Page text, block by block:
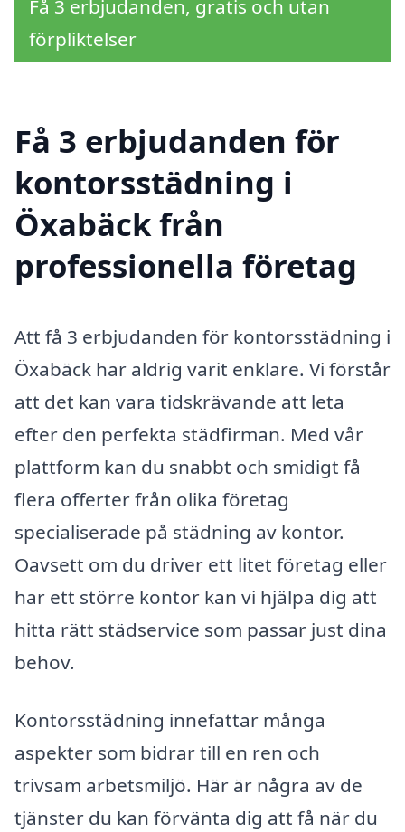
Få 3 erbjudanden, gratis och utan
förpliktelser
Få 3 erbjudanden för
kontorsstädning i
Öxabäck från
professionella företag
Att få 3 erbjudanden för kontorsstädning i
Öxabäck har aldrig varit enklare. Vi förstår
att det kan vara tidskrävande att leta
efter den perfekta städfirman. Med vår
plattform kan du snabbt och smidigt få
flera offerter från olika företag
specialiserade på städning av kontor.
Oavsett om du driver ett litet företag eller
har ett större kontor kan vi hjälpa dig att
hitta rätt städservice som passar just dina
behov.
Kontorsstädning innefattar många
aspekter som bidrar till en ren och
trivsam arbetsmiljö. Här är några av de
tjänster du kan förvänta dig att få när du